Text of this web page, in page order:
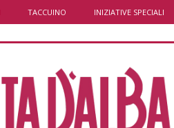
TACCUINO INIZIATIVE SPECIALI